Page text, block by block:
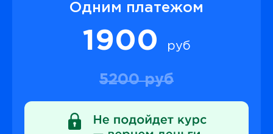
Одним платежом
1900 руб
5200 руб